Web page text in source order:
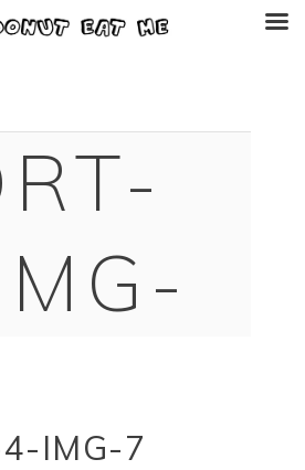
IMG-7